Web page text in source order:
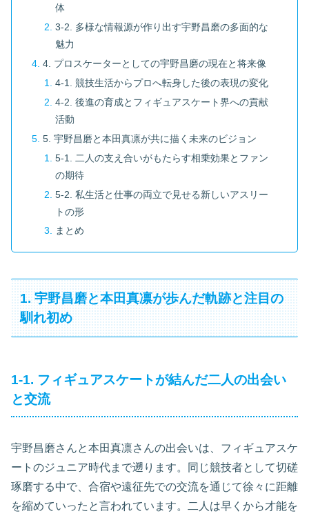
体
3-2. 多様な情報源が作り出す宇野昌磨の多面的な
魅力
4. プロスケーターとしての宇野昌磨の現在と将来像
4-1. 競技生活からプロへ転身した後の表現の変化
4-2. 後進の育成とフィギュアスケート界への貢献
活動
5. 宇野昌磨と本田真凛が共に描く未来のビジョン
5-1. 二人の支え合いがもたらす相乗効果とファン
の期待
5-2. 私生活と仕事の両立で見せる新しいアスリー
トの形
まとめ
1. 宇野昌磨と本田真凛が歩んだ軌跡と注目の
馴れ初め
1-1. フィギュアスケートが結んだ二人の出会い
と交流
宇野昌磨さんと本田真凛さんの出会いは、フィギュアスケ
ートのジュニア時代まで遡ります。同じ競技者として切磋
琢磨する中で、合宿や遠征先での交流を通じて徐々に距離
を縮めていったと言われています。二人は早くから才能を